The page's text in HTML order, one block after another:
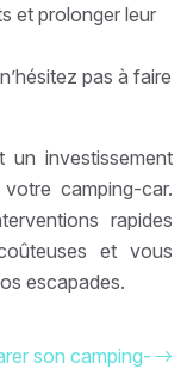
et prolonger leur
pas à faire
un investissement
camping-car.
rapides
et vous
escapades.
son camping-